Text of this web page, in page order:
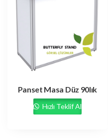
Panset Masa Düz 90lık
Hızlı Teklif Al